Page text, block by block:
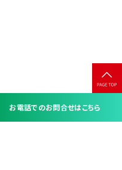
お電話でのお問合せはこちら